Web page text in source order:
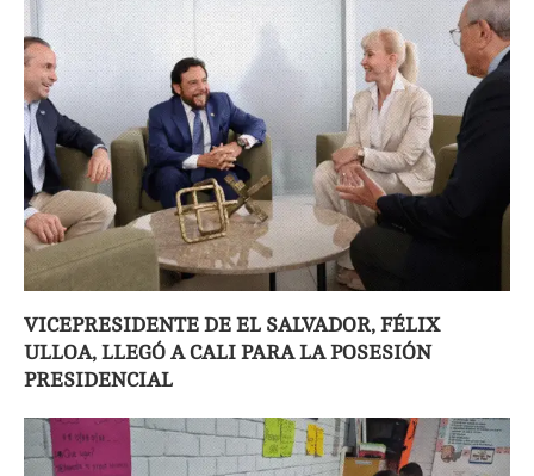
VICEPRESIDENTE DE EL SALVADOR, FÉLIX
ULLOA, LLEGÓ A CALI PARA LA POSESIÓN
PRESIDENCIAL